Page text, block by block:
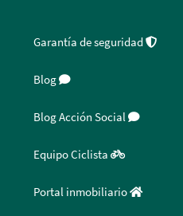
Garantía de seguridad
Blog
Blog Acción Social
Equipo Ciclista
Portal inmobiliario